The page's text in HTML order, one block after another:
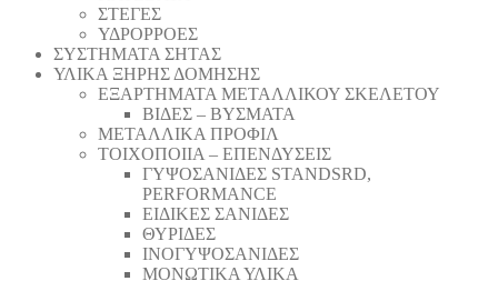
ΣΤΕΓΕΣ
ΥΔΡΟΡΡΟΕΣ
ΣΥΣΤΗΜΑΤΑ ΣΗΤΑΣ
ΥΛΙΚΑ ΞΗΡΗΣ ΔΟΜΗΣΗΣ
ΕΞΑΡΤΗΜΑΤΑ ΜΕΤΑΛΛΙΚΟΥ ΣΚΕΛΕΤΟΥ
ΒΙΔΕΣ – ΒΥΣΜΑΤΑ
ΜΕΤΑΛΛΙΚΑ ΠΡΟΦΙΛ
ΤΟΙΧΟΠΟΙΙΑ – ΕΠΕΝΔΥΣΕΙΣ
ΓΥΨΟΣΑΝΙΔΕΣ STANDSRD,
PERFORMANCE
ΕΙΔΙΚΕΣ ΣΑΝΙΔΕΣ
ΘΥΡΙΔΕΣ
ΙΝΟΓΥΨΟΣΑΝΙΔΕΣ
ΜΟΝΩΤΙΚΑ ΥΛΙΚΑ